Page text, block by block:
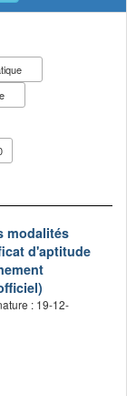
modalités
d'aptitude
: 19-12-